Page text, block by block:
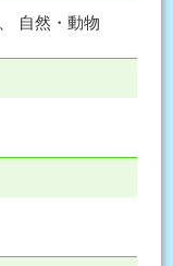
自然・動物